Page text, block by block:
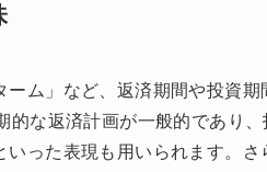
ム」など、返済期間や投資
的な返済計画が一般的であり
った表現も用いられます。さ